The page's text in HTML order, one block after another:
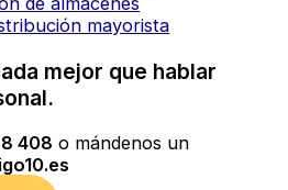
mayorista
mejor que hablar
408 o mándenos un